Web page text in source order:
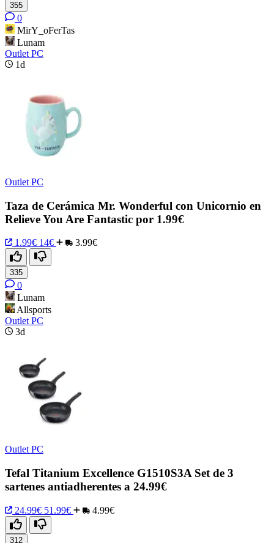
355
0
MirY_oFerTas
Lunam
Outlet PC
1d
Outlet PC
Taza de Cerámica Mr. Wonderful con Unicornio en
Relieve You Are Fantastic por 1.99€
1.99€ 14€ 3.99€
335
0
Lunam
Allsports
Outlet PC
3d
Outlet PC
Tefal Titanium Excellence G1510S3A Set de 3
sartenes antiadherentes a 24.99€
24.99€ 51.99€ 4.99€
312